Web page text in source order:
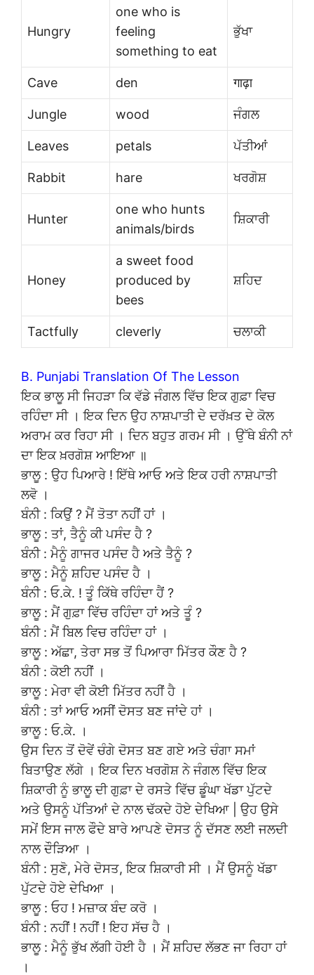
Hungry
one who is
feeling
something to eat
ਭੁੱਖਾ
Cave den गाढ़ा
Jungle wood ਜੰਗਲ
Leaves petals ਪੱਤੀਆਂ
Rabbit hare ਖਰਗੋਸ਼
Hunter
one who hunts
animals/birds
ਸ਼ਿਕਾਰੀ
Honey
a sweet food
produced by
bees
ਸ਼ਹਿਦ
Tactfully cleverly ਚਲਾਕੀ
B. Punjabi Translation Of The Lesson
ਇਕ ਭਾਲੂ ਸੀ ਜਿਹੜਾ ਕਿ ਵੱਡੇ ਜੰਗਲ ਵਿੱਚ ਇਕ ਗੁਫ਼ਾ ਵਿਚ
ਰਹਿੰਦਾ ਸੀ । ਇਕ ਦਿਨ ਉਹ ਨਾਸ਼ਪਾਤੀ ਦੇ ਦਰੱਖ਼ਤ ਦੇ ਕੋਲ
ਅਰਾਮ ਕਰ ਰਿਹਾ ਸੀ । ਦਿਨ ਬਹੁਤ ਗਰਮ ਸੀ । ਉੱਥੇ ਬੰਨੀ ਨਾਂ
ਦਾ ਇਕ ਖ਼ਰਗੋਸ਼ ਆਇਆ ॥
ਭਾਲੂ : ਉਹ ਪਿਆਰੇ ! ਇੱਥੇ ਆਓ ਅਤੇ ਇਕ ਹਰੀ ਨਾਸ਼ਪਾਤੀ
ਲਵੋ ।
ਬੰਨੀ : ਕਿਉਂ ? ਮੈਂ ਤੋਤਾ ਨਹੀਂ ਹਾਂ ।
ਭਾਲੂ : ਤਾਂ, ਤੈਨੂੰ ਕੀ ਪਸੰਦ ਹੈ ?
ਬੰਨੀ : ਮੈਨੂੰ ਗਾਜਰ ਪਸੰਦ ਹੈ ਅਤੇ ਤੈਨੂੰ ?
ਭਾਲੂ : ਮੈਨੂੰ ਸ਼ਹਿਦ ਪਸੰਦ ਹੈ ।
ਬੰਨੀ : ਓ.ਕੇ. ! ਤੂੰ ਕਿੱਥੇ ਰਹਿੰਦਾ ਹੈਂ ?
ਭਾਲੂ : ਮੈਂ ਗੁਫ਼ਾ ਵਿੱਚ ਰਹਿੰਦਾ ਹਾਂ ਅਤੇ ਤੂੰ ?
ਬੰਨੀ : ਮੈਂ ਬਿਲ ਵਿਚ ਰਹਿੰਦਾ ਹਾਂ ।
ਭਾਲੂ : ਅੱਛਾ, ਤੇਰਾ ਸਭ ਤੋਂ ਪਿਆਰਾ ਮਿੱਤਰ ਕੌਣ ਹੈ ?
ਬੰਨੀ : ਕੋਈ ਨਹੀਂ ।
ਭਾਲੂ : ਮੇਰਾ ਵੀ ਕੋਈ ਮਿੱਤਰ ਨਹੀਂ ਹੈ ।
ਬੰਨੀ : ਤਾਂ ਆਓ ਅਸੀਂ ਦੋਸਤ ਬਣ ਜਾਂਦੇ ਹਾਂ ।
ਭਾਲੂ : ਓ.ਕੇ. ।
ਉਸ ਦਿਨ ਤੋਂ ਦੋਵੇਂ ਚੰਗੇ ਦੋਸਤ ਬਣ ਗਏ ਅਤੇ ਚੰਗਾ ਸਮਾਂ
ਬਿਤਾਉਣ ਲੱਗੇ । ਇਕ ਦਿਨ ਖਰਗੋਸ਼ ਨੇ ਜੰਗਲ ਵਿੱਚ ਇਕ
ਸ਼ਿਕਾਰੀ ਨੂੰ ਭਾਲੂ ਦੀ ਗੁਫ਼ਾ ਦੇ ਰਸਤੇ ਵਿੱਚ ਡੂੰਘਾ ਖੱਡਾ ਪੁੱਟਦੇ
ਅਤੇ ਉਸਨੂੰ ਪੱਤਿਆਂ ਦੇ ਨਾਲ ਢੱਕਦੇ ਹੋਏ ਦੇਖਿਆ | ਉਹ ਉਸੇ
ਸਮੇਂ ਇਸ ਜਾਲ ਫੌਦੇ ਬਾਰੇ ਆਪਣੇ ਦੋਸਤ ਨੂੰ ਦੱਸਣ ਲਈ ਜਲਦੀ
ਨਾਲ ਦੌੜਿਆ ।
ਬੰਨੀ : ਸੁਣੋ, ਮੇਰੇ ਦੋਸਤ, ਇਕ ਸ਼ਿਕਾਰੀ ਸੀ । ਮੈਂ ਉਸਨੂੰ ਖੱਡਾ
ਪੁੱਟਦੇ ਹੋਏ ਦੇਖਿਆ ।
ਭਾਲੂ : ਓਹ ! ਮਜ਼ਾਕ ਬੰਦ ਕਰੋ ।
ਬੰਨੀ : ਨਹੀਂ ! ਨਹੀਂ ! ਇਹ ਸੱਚ ਹੈ ।
ਭਾਲੂ : ਮੈਨੂੰ ਭੁੱਖ ਲੱਗੀ ਹੋਈ ਹੈ । ਮੈਂ ਸ਼ਹਿਦ ਲੱਭਣ ਜਾ ਰਿਹਾ ਹਾਂ
।